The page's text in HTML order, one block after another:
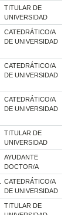
TITULAR DE
UNIVERSIDAD
CATEDRÁTICO/A
DE UNIVERSIDAD
CATEDRÁTICO/A
DE UNIVERSIDAD
CATEDRÁTICO/A
DE UNIVERSIDAD
TITULAR DE
UNIVERSIDAD
AYUDANTE
DOCTOR/A
CATEDRÁTICO/A
DE UNIVERSIDAD
TITULAR DE